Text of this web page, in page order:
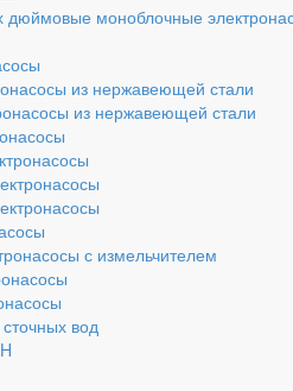
дюймовые моноблочные
из нержавеющей стали
из нержавеющей стали
с измельчителем
вод